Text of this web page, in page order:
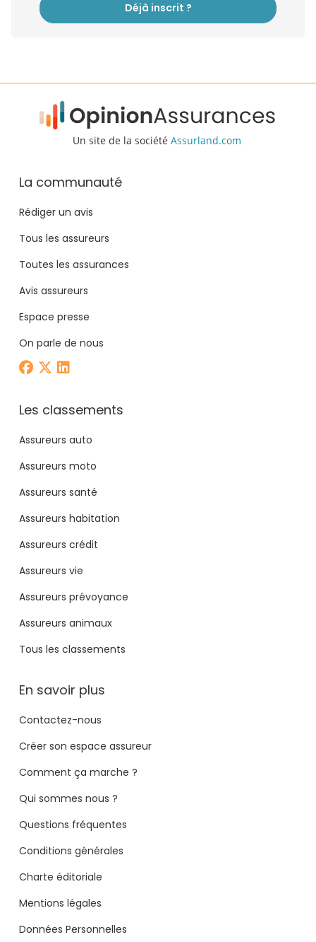
Déjà inscrit ?
Un site de la société Assurland.com
La communauté
Rédiger un avis
Tous les assureurs
Toutes les assurances
Avis assureurs
Espace presse
On parle de nous
Les classements
Assureurs auto
Assureurs moto
Assureurs santé
Assureurs habitation
Assureurs crédit
Assureurs vie
Assureurs prévoyance
Assureurs animaux
Tous les classements
En savoir plus
Contactez-nous
Créer son espace assureur
Comment ça marche ?
Qui sommes nous ?
Questions fréquentes
Conditions générales
Charte éditoriale
Mentions légales
Données Personnelles